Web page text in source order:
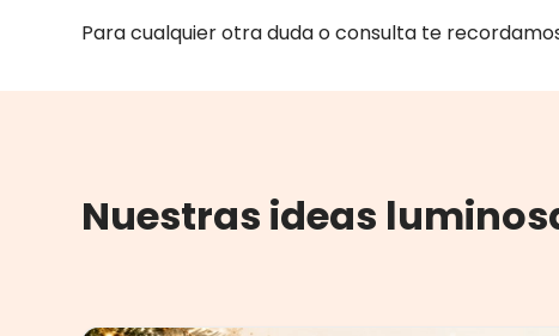
Para cualquier otra duda o consulta te
Nuestras ideas